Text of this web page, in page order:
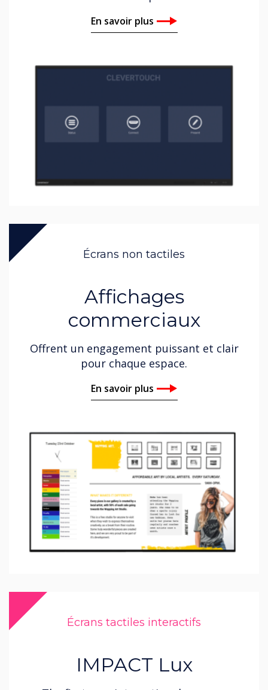
En savoir plus
Écrans non tactiles
Affichages
commerciaux
Offrent un engagement puissant et clair
pour chaque espace.
En savoir plus
Écrans tactiles interactifs
IMPACT Lux